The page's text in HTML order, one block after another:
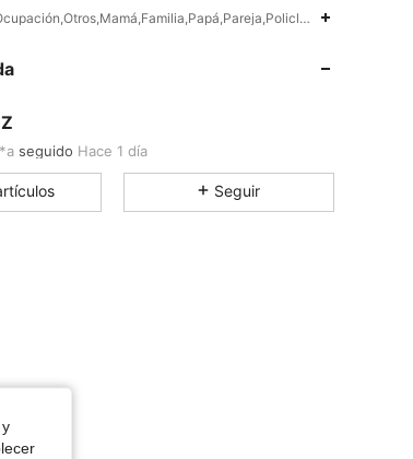
de
seguido Hace 1 día
está navegando
118 1.4K
Seguir